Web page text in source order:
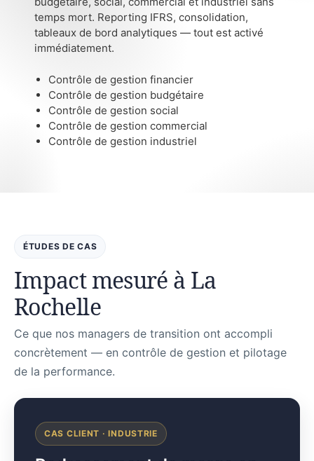
temps mort. Reporting IFRS, consolidation,
tableaux de bord analytiques — tout est activé
immédiatement.
Contrôle de gestion financier
Contrôle de gestion budgétaire
Contrôle de gestion social
Contrôle de gestion commercial
Contrôle de gestion industriel
ÉTUDES DE CAS
Impact mesuré à La
Rochelle
Ce que nos managers de transition ont accompli
concrètement — en contrôle de gestion et pilotage
de la performance.
CAS CLIENT · INDUSTRIE